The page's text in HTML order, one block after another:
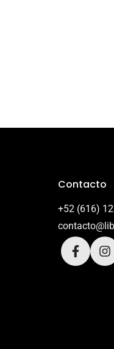
Contacto
+52 (616)